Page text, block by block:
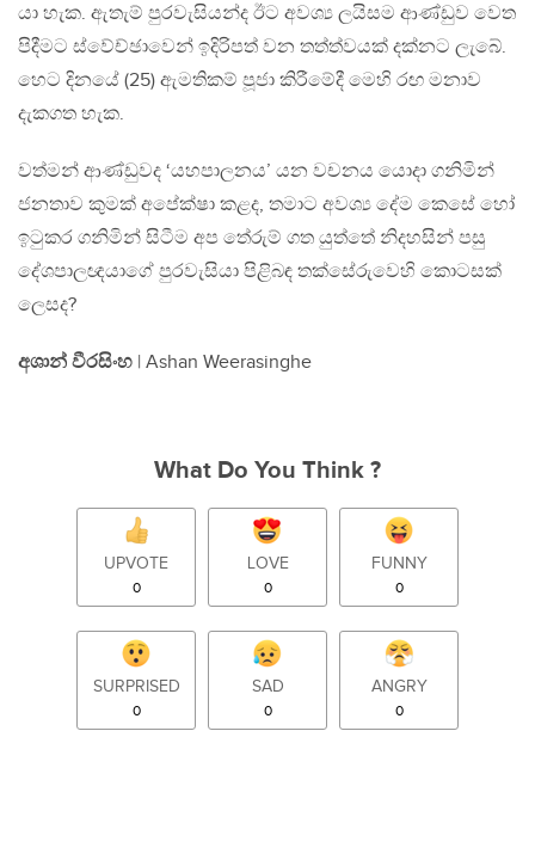
යා හැක. ඇතැම් පුරවැසියන්ද ඊට අවශ්‍ය ලයිසම ආණ්ඩුව වෙත
පිදීමට ස්වේච්ඡාවෙන් ඉදිරිපත් වන තත්ත්වයක් දක්නට ලැබේ.
හෙට දිනයේ (25) ඇමතිකම් පූජා කිරීමේදී මෙහි රඟ මනාව
දැකගත හැක.
වත්මන් ආණ්ඩුවද ‘යහපාලනය’ යන වචනය යොදා ගනිමින්
ජනතාව කුමක් අපේක්ෂා කළද, තමාට අවශ්‍ය දේම කෙසේ හෝ
ඉටුකර ගනිමින් සිටීම අප තේරුම් ගත යුත්තේ නිදහසින් පසු
දේශපාලඥයාගේ පුරවැසියා පිළිබඳ තක්සේරුවෙහි කොටසක්
ලෙසද?
අශාන් වීරසිංහ | Ashan Weerasinghe
What Do You Think ?
UPVOTE
0
LOVE
0
FUNNY
0
SURPRISED
0
SAD
0
ANGRY
0